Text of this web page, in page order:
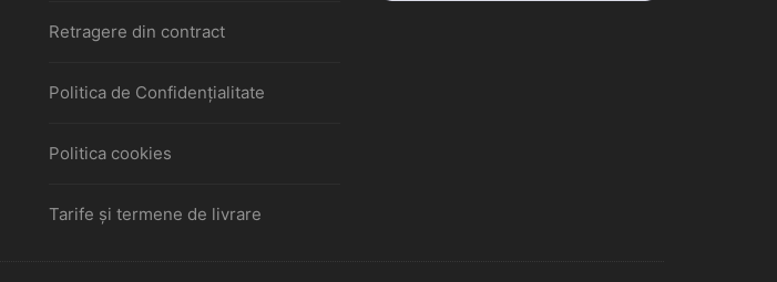
Retragere din contract
Politica de Confidențialitate
Politica cookies
Tarife și termene de livrare